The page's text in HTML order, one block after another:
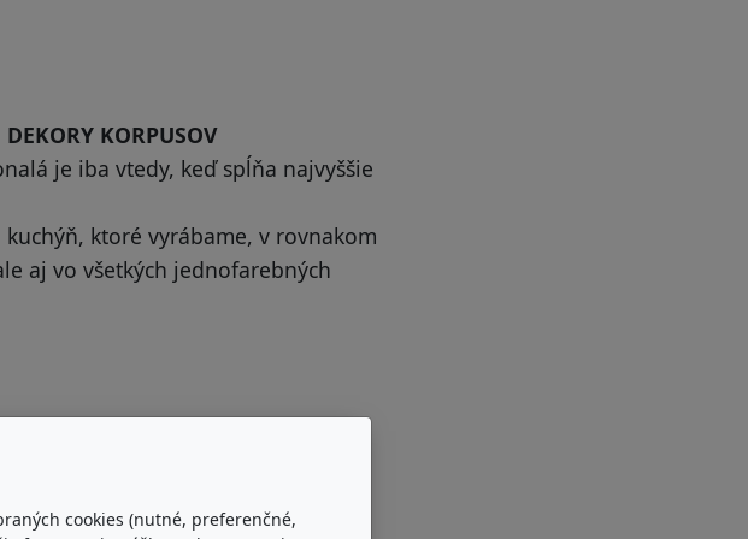
KORPUSOV
je iba vtedy, keď spĺňa najvyššie
ktoré vyrábame, v rovnakom
aj vo všetkých jednofarebných
Küchen to môžete brať doslova:
cookies (nutné, preferenčné,